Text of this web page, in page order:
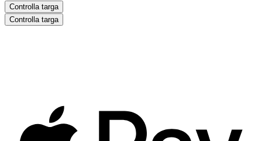
Controlla targa
Controlla targa